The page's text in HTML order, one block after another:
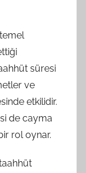
süresi
ve
etkilidir.
de cayma
rol oynar.